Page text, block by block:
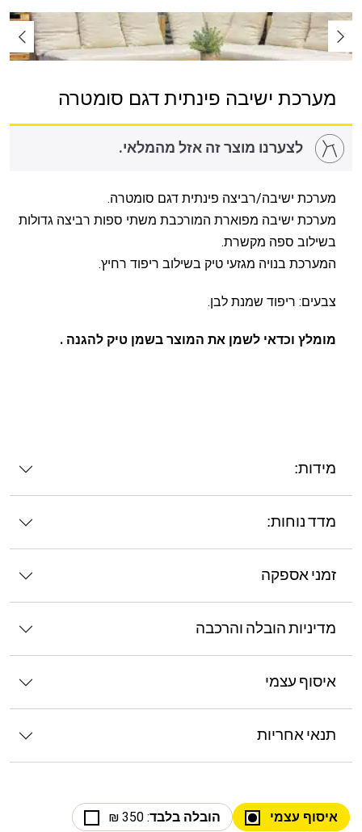
מערכת ישיבה פינתית דגם סומטרה
לצערנו מוצר זה אזל מהמלאי.
מערכת ישיבה/רביצה פינתית דגם סומטרה.
מערכת ישיבה מפוארת המורכבת משתי ספות רביצה גדולות
בשילוב ספה מקשרת.
המערכת בנויה מגזעי טיק בשילוב ריפוד רחיץ.
צבעים: ריפוד שמנת לבן.
מומלץ וכדאי לשמן את המוצר בשמן טיק להגנה .
מידות:
מדד נוחות:
זמני אספקה
מדיניות הובלה והרכבה
איסוף עצמי
תנאי אחריות
איסוף עצמי הובלה בלבד: 350 ₪